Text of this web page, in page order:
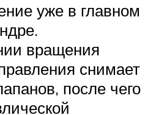
уже в главном
вращения
снимает
после чего